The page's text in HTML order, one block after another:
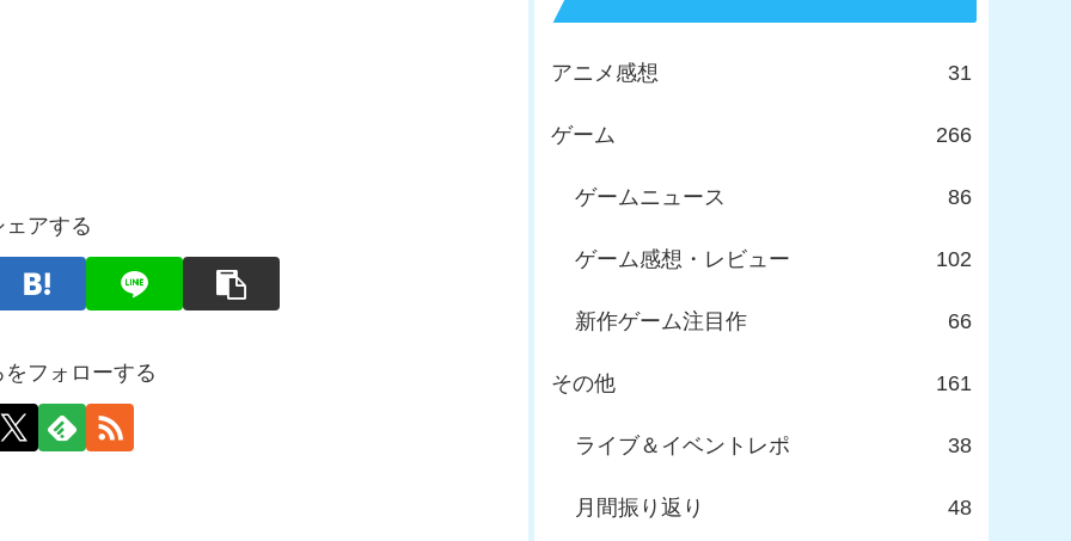
ェアする
フォローする
アニメ感想 31
ゲーム 266
ゲームニュース 86
ゲーム感想・レビュー 102
新作ゲーム注目作 66
その他 161
ライブ＆イベントレポ 38
月間振り返り 48